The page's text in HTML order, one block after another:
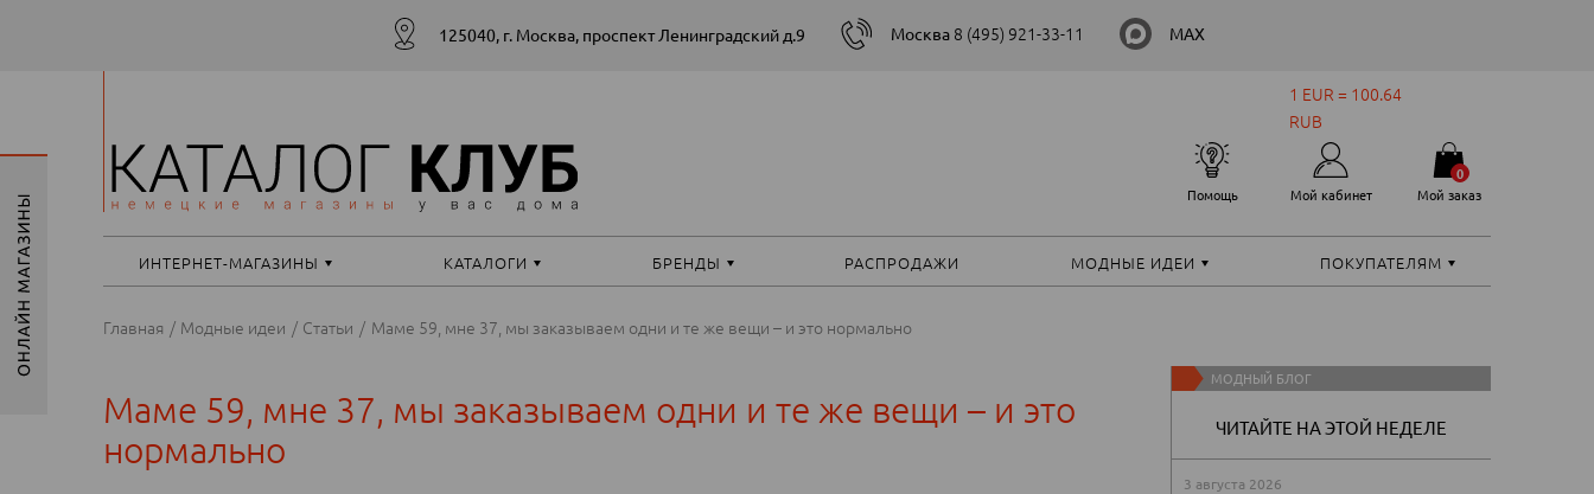
125040, г. Москва, проспект Ленинградский д.9 Москва 8 (495) 921-33-11 MAX
1 EUR = 100.64
RUB
Помощь Мой кабинет Мой заказ
0
ИНТЕРНЕТ-МАГАЗИНЫ КАТАЛОГИ БРЕНДЫ РАСПРОДАЖИ МОДНЫЕ ИДЕИ ПОКУПАТЕЛЯМ
Главная Модные идеи Статьи Маме 59, мне 37, мы заказываем одни и те же вещи – и это нормально
Маме 59, мне 37, мы заказываем одни и те же вещи – и это
нормально
МОДНЫЙ БЛОГ
ЧИТАЙТЕ НА ЭТОЙ НЕДЕЛЕ
3 августа 2026